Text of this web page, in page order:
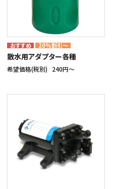
20%割引～
散水用アダプター各種
希望価格(税別) 240円〜